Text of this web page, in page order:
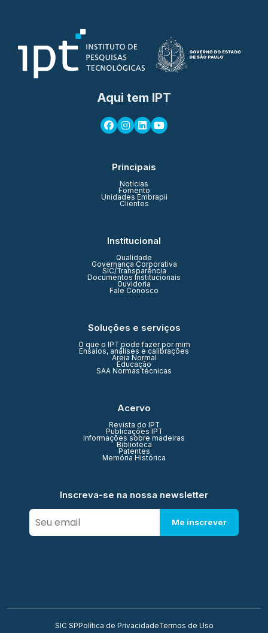
Aqui tem IPT
Principais
Notícias
Fomento
Unidades Embrapii
Clientes
Institucional
Qualidade
Governança Corporativa
SIC/Transparência
Documentos Institucionais
Ouvidoria
Fale Conosco
Soluções e serviços
O que o IPT pode fazer por mim
Ensaios, análises e calibrações
Areia Normal
Educação
SAA Normas técnicas
Acervo
Revista do IPT
Publicações IPT
Informações sobre madeiras
Biblioteca
Patentes
Memória Histórica
Inscreva-se na nossa newsletter
Me inscrever
SIC SP Política de PrivacidadeTermos de Uso